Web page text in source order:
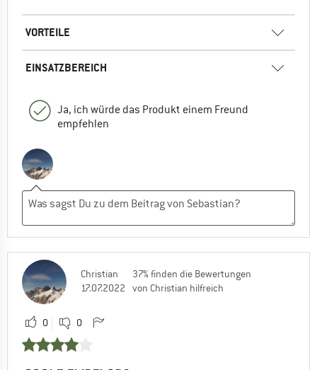
VORTEILE
EINSATZBEREICH
Ja, ich würde das Produkt einem Freund
empfehlen
Christian
17.07.2022
37% finden die Bewertungen
von Christian hilfreich
0 0